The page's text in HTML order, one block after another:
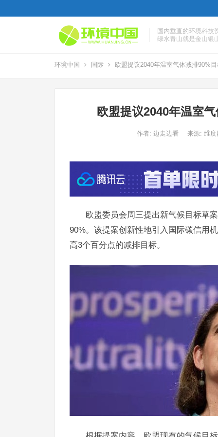
国内垂直的环境科技
绿水青山就是金山银
环境中国 国际 欧盟提议2040年温室气体减排90%
欧盟提议2040年温室
作者: 边走边看 来源: 维
欧盟委员会周三提出新气候目标草
90%。该提案创新性地引入国际碳信用
高3个百分点的减排目标。